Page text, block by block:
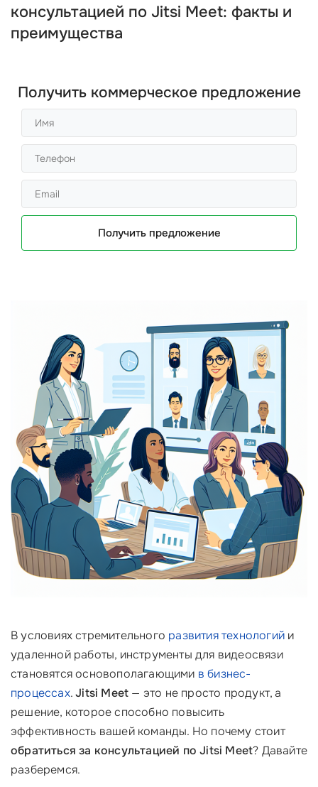
консультацией по Jitsi Meet: факты и
преимущества
Получить коммерческое предложение
Получить предложение
В условиях стремительного развития технологий и
удаленной работы, инструменты для видеосвязи
становятся основополагающими в бизнес-
процессах.Jitsi Meet — это не просто продукт, а
решение, которое способно повысить
эффективность вашей команды. Но почему стоит
обратиться за консультацией по Jitsi Meet? Давайте
разберемся.